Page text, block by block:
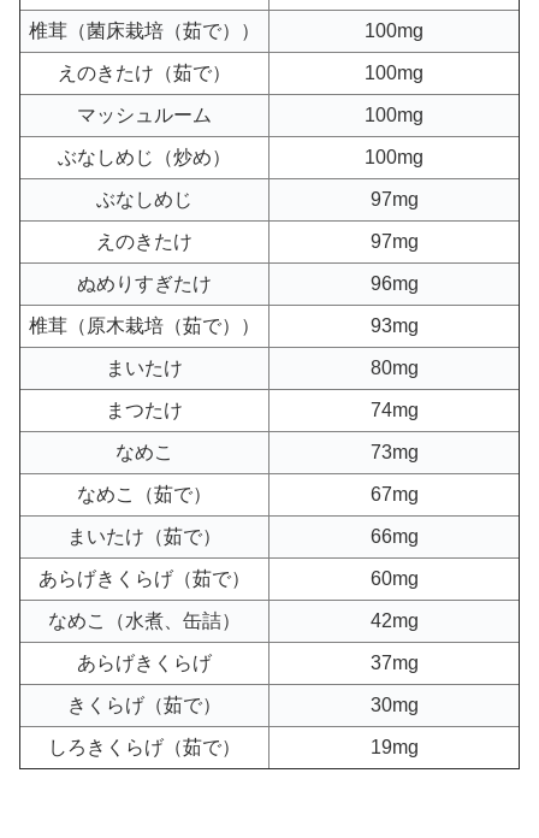
椎茸（菌床栽培（茹で）） 100mg
えのきたけ（茹で） 100mg
マッシュルーム 100mg
ぶなしめじ（炒め） 100mg
ぶなしめじ 97mg
えのきたけ 97mg
ぬめりすぎたけ 96mg
椎茸（原木栽培（茹で）） 93mg
まいたけ 80mg
まつたけ 74mg
なめこ 73mg
なめこ（茹で） 67mg
まいたけ（茹で） 66mg
あらげきくらげ（茹で） 60mg
なめこ（水煮、缶詰） 42mg
あらげきくらげ 37mg
きくらげ（茹で） 30mg
しろきくらげ（茹で） 19mg